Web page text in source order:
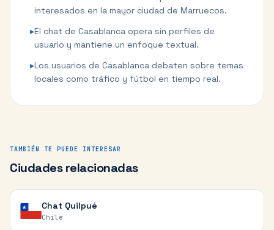
interesados en la mayor ciudad de Marruecos.
▸El chat de Casablanca opera sin perfiles de
usuario y mantiene un enfoque textual.
▸Los usuarios de Casablanca debaten sobre temas
locales como tráfico y fútbol en tiempo real.
TAMBIÉN TE PUEDE INTERESAR
Ciudades relacionadas
Chat Quilpué
Chile